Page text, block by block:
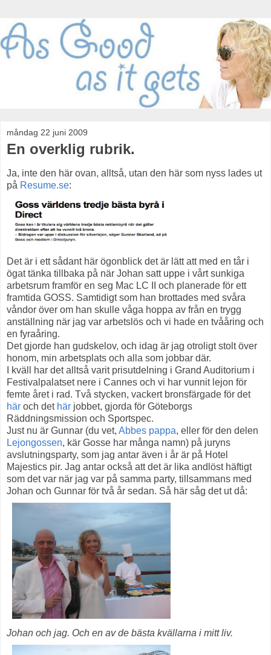
måndag 22 juni 2009
En overklig rubrik.
Ja, inte den här ovan, alltså, utan den här som nyss lades ut
på Resume.se:
Det är i ett sådant här ögonblick det är lätt att med en tår i
ögat tänka tillbaka på när Johan satt uppe i vårt sunkiga
arbetsrum framför en seg Mac LC II och planerade för ett
framtida GOSS. Samtidigt som han brottades med svåra
våndor över om han skulle våga hoppa av från en trygg
anställning när jag var arbetslös och vi hade en tvååring och
en fyraåring.
Det gjorde han gudskelov, och idag är jag otroligt stolt över
honom, min arbetsplats och alla som jobbar där.
I kväll har det alltså varit prisutdelning i Grand Auditorium i
Festivalpalatset nere i Cannes och vi har vunnit lejon för
femte året i rad. Två stycken, vackert bronsfärgade för det
här och det här jobbet, gjorda för Göteborgs
Räddningsmission och Sportspec.
Just nu är Gunnar (du vet, Abbes pappa, eller för den delen
Lejongossen, kär Gosse har många namn) på juryns
avslutningsparty, som jag antar även i år är på Hotel
Majestics pir. Jag antar också att det är lika andlöst häftigt
som det var när jag var på samma party, tillsammans med
Johan och Gunnar för två år sedan. Så här såg det ut då:
Johan och jag. Och en av de bästa kvällarna i mitt liv.